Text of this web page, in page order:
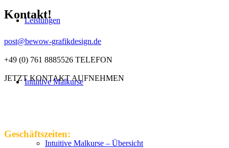
Leistungen
Intuitive Malkurse
Intuitive Malkurse – Übersicht
Kontakt!
post@bewow-grafikdesign.de
+49 (0) 761 8885526 TELEFON
JETZT KONTAKT AUFNEHMEN
Geschäftszeiten: